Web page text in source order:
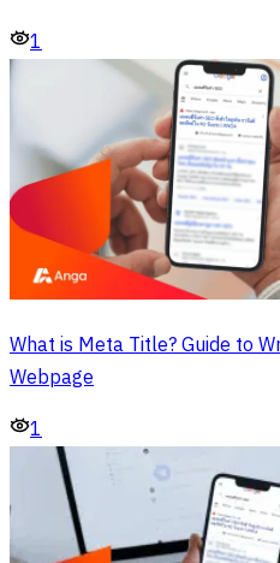
1
What is Meta Title? Guide to
Webpage
1